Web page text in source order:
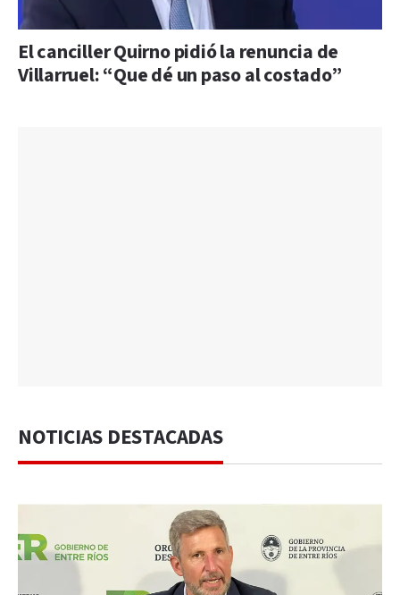
El canciller Quirno pidió la renuncia de
Villarruel: “Que dé un paso al costado”
NOTICIAS DESTACADAS